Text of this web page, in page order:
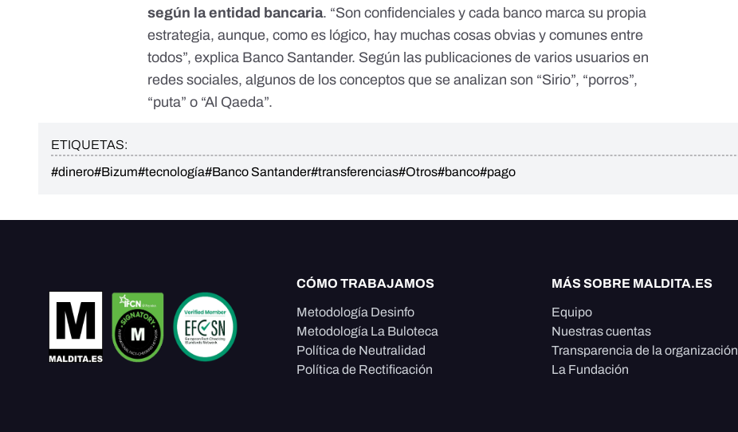
según la entidad bancaria. “Son confidenciales y cada banco marca su propia
estrategia, aunque, como es lógico, hay muchas cosas obvias y comunes entre
todos”, explica Banco Santander. Según las publicaciones de varios usuarios en
redes sociales, algunos de los conceptos que se analizan son “Sirio”, “porros”,
“puta” o “Al Qaeda”.
ETIQUETAS:
#dinero#Bizum#tecnología#Banco Santander#transferencias#Otros#banco#pago
CÓMO TRABAJAMOS
Metodología Desinfo
Metodología La Buloteca
Política de Neutralidad
Política de Rectificación
MÁS SOBRE MALDITA.ES
Equipo
Nuestras cuentas
Transparencia de la organización
La Fundación